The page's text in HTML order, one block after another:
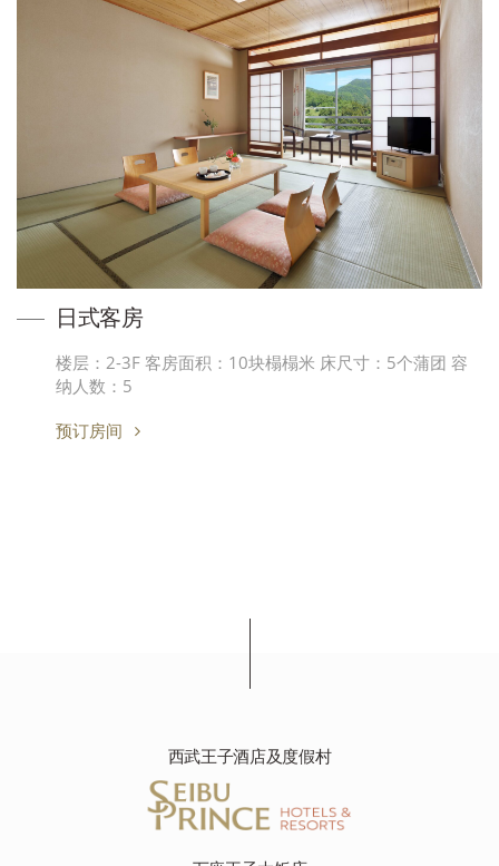
日式客房
楼层：2-3F 客房面积：10块榻榻米 床尺寸：5个蒲团 容
纳人数：5
预订房间
西武王子酒店及度假村